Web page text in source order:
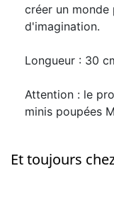
créer un monde
d'imagination.
Longueur : 30
Attention : le
minis poupées
Et toujours